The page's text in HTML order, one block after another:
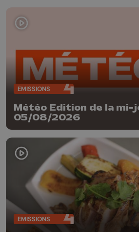
ÉMISSIONS
Météo Edition de la mi-
05/08/2026
ÉMISSIONS